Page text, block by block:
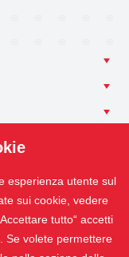
esperienza utente sul
sui cookie, vedere
tutto“ accetti
Se volete permettere